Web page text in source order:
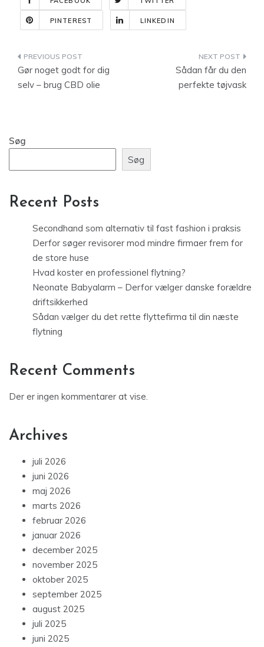
PINTEREST LINKEDIN
Indlægsnavigation
Gør noget godt for dig
selv – brug CBD olie
Sådan får du den
perfekte tøjvask
Søg
Søg
Recent Posts
Secondhand som alternativ til fast fashion i praksis
Derfor søger revisorer mod mindre firmaer frem for
de store huse
Hvad koster en professionel flytning?
Neonate Babyalarm – Derfor vælger danske forældre
driftsikkerhed
Sådan vælger du det rette flyttefirma til din næste
flytning
Recent Comments
Der er ingen kommentarer at vise.
Archives
juli 2026
juni 2026
maj 2026
marts 2026
februar 2026
januar 2026
december 2025
november 2025
oktober 2025
september 2025
august 2025
juli 2025
juni 2025